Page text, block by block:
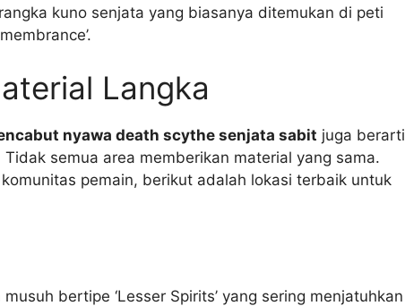
kuno senjata yang biasanya ditemukan di peti
Langka
nyawa death scythe senjata sabit juga berarti
semua area memberikan material yang sama.
pemain, berikut adalah lokasi terbaik untuk
bertipe ‘Lesser Spirits’ yang sering menjatuhkan